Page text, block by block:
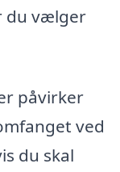
du vælger
påvirker
ved
du skal